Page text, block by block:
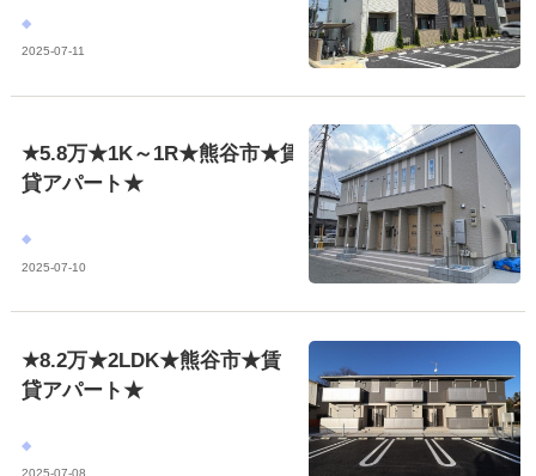
2025-07-11
★5.8万★1K～1R★熊谷市★賃
貸アパート★
2025-07-10
★8.2万★2LDK★熊谷市★賃
貸アパート★